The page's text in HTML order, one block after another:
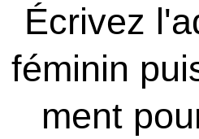
Écrivez
féminin
ment